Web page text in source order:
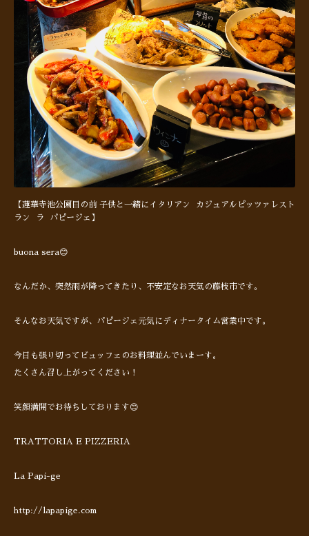
【蓮華寺池公園目の前 子供と一緒にイタリアン カジュアルピッツァレスト
ラン ラ パピージェ】
buona sera😊
なんだか、突然雨が降ってきたり、不安定なお天気の藤枝市です。
そんなお天気ですが、パピージェ元気にディナータイム営業中です。
今日も張り切ってビュッフェのお料理並んでいまーす。
たくさん召し上がってください！
笑顔満開でお待ちしております😊
TRATTORIA E PIZZERIA
La Papi-ge
http://lapapige.com